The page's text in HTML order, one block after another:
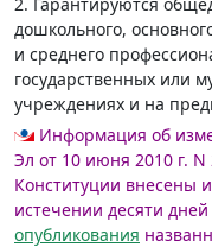
дошкольного,
и среднего
государственных или
учреждениях и на
Информация об
Эл от 10 июня 2010 г.
Конституции внесены
истечении десяти
опубликования